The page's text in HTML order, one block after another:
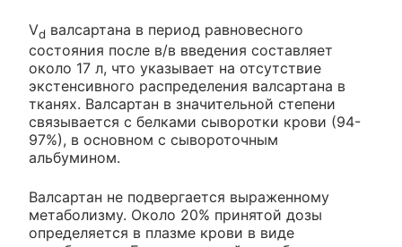
Vd валсартана в период равновесного
состояния после в/в введения составляет
около 17 л, что указывает на отсутствие
экстенсивного распределения валсартана в
тканях. Валсартан в значительной степени
связывается с белками сыворотки крови (94-
97%), в основном с сывороточным
альбумином.
Валсартан не подвергается выраженному
метаболизму. Около 20% принятой дозы
определяется в плазме крови в виде